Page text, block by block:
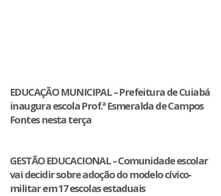
EDUCAÇÃO MUNICIPAL – Prefeitura de Cuiabá
inaugura escola Prof.ª Esmeralda de Campos
Fontes nesta terça
GESTÃO EDUCACIONAL – Comunidade escolar
vai decidir sobre adoção do modelo cívico-
militar em 17 escolas estaduais